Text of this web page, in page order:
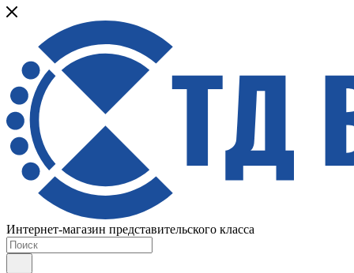
Интернет-магазин представительского класса